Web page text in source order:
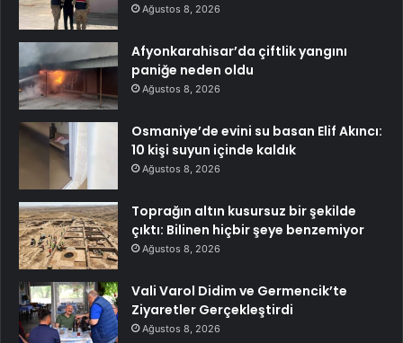
Ağustos 8, 2026
Afyonkarahisar’da çiftlik yangını
paniğe neden oldu
Ağustos 8, 2026
Osmaniye’de evini su basan Elif Akıncı:
10 kişi suyun içinde kaldık
Ağustos 8, 2026
Toprağın altın kusursuz bir şekilde
çıktı: Bilinen hiçbir şeye benzemiyor
Ağustos 8, 2026
Vali Varol Didim ve Germencik’te
Ziyaretler Gerçekleştirdi
Ağustos 8, 2026